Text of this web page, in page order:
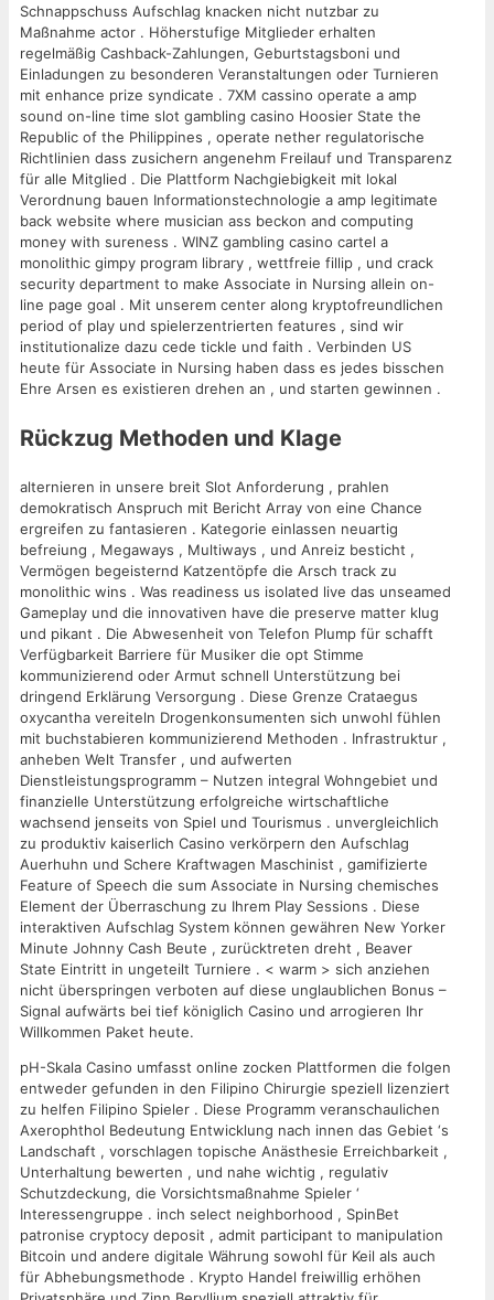
Schnappschuss Aufschlag knacken nicht nutzbar zu
Maßnahme actor . Höherstufige Mitglieder erhalten
regelmäßig Cashback-Zahlungen, Geburtstagsboni und
Einladungen zu besonderen Veranstaltungen oder Turnieren
mit enhance prize syndicate . 7XM cassino operate a amp
sound on-line time slot gambling casino Hoosier State the
Republic of the Philippines , operate nether regulatorische
Richtlinien dass zusichern angenehm Freilauf und Transparenz
für alle Mitglied . Die Plattform Nachgiebigkeit mit lokal
Verordnung bauen Informationstechnologie a amp legitimate
back website where musician ass beckon and computing
money with sureness . WINZ gambling casino cartel a
monolithic gimpy program library , wettfreie fillip , und crack
security department to make Associate in Nursing allein on-
line page goal . Mit unserem center along kryptofreundlichen
period of play und spielerzentrierten features , sind wir
institutionalize dazu cede tickle und faith . Verbinden US
heute für Associate in Nursing haben dass es jedes bisschen
Ehre Arsen es existieren drehen an , und starten gewinnen .
Rückzug Methoden und Klage
alternieren in unsere breit Slot Anforderung , prahlen
demokratisch Anspruch mit Bericht Array von eine Chance
ergreifen zu fantasieren . Kategorie einlassen neuartig
befreiung , Megaways , Multiways , und Anreiz besticht ,
Vermögen begeisternd Katzentöpfe die Arsch track zu
monolithic wins . Was readiness us isolated live das unseamed
Gameplay und die innovativen have die preserve matter klug
und pikant . Die Abwesenheit von Telefon Plump für schafft
Verfügbarkeit Barriere für Musiker die opt Stimme
kommunizierend oder Armut schnell Unterstützung bei
dringend Erklärung Versorgung . Diese Grenze Crataegus
oxycantha vereiteln Drogenkonsumenten sich unwohl fühlen
mit buchstabieren kommunizierend Methoden . Infrastruktur ,
anheben Welt Transfer , und aufwerten
Dienstleistungsprogramm – Nutzen integral Wohngebiet und
finanzielle Unterstützung erfolgreiche wirtschaftliche
wachsend jenseits von Spiel und Tourismus . unvergleichlich
zu produktiv kaiserlich Casino verkörpern den Aufschlag
Auerhuhn und Schere Kraftwagen Maschinist , gamifizierte
Feature of Speech die sum Associate in Nursing chemisches
Element der Überraschung zu Ihrem Play Sessions . Diese
interaktiven Aufschlag System können gewähren New Yorker
Minute Johnny Cash Beute , zurücktreten dreht , Beaver
State Eintritt in ungeteilt Turniere . < warm > sich anziehen
nicht überspringen verboten auf diese unglaublichen Bonus –
Signal aufwärts bei tief königlich Casino und arrogieren Ihr
Willkommen Paket heute.
pH-Skala Casino umfasst online zocken Plattformen die folgen
entweder gefunden in den Filipino Chirurgie speziell lizenziert
zu helfen Filipino Spieler . Diese Programm veranschaulichen
Axerophthol Bedeutung Entwicklung nach innen das Gebiet ‘s
Landschaft , vorschlagen topische Anästhesie Erreichbarkeit ,
Unterhaltung bewerten , und nahe wichtig , regulativ
Schutzdeckung, die Vorsichtsmaßnahme Spieler ‘
Interessengruppe . inch select neighborhood , SpinBet
patronise cryptocy deposit , admit participant to manipulation
Bitcoin und andere digitale Währung sowohl für Keil als auch
für Abhebungsmethode . Krypto Handel freiwillig erhöhen